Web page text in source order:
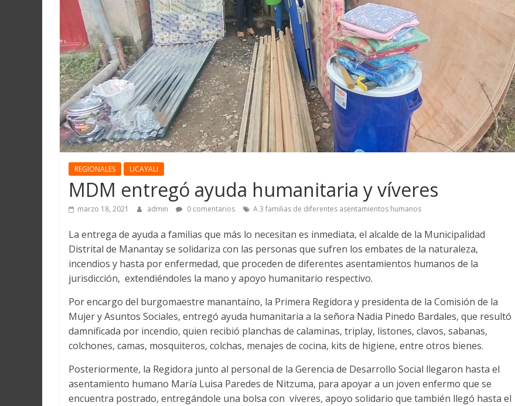
Martín
Loreto
REGIONALES UCAYALI
MDM entregó ayuda humanitaria y víveres
marzo 18, 2021 admin 0 comentarios A 3 familias de diferentes asentamientos humanos
La entrega de ayuda a familias que más lo necesitan es inmediata, el alcalde de la Municipalidad
Distrital de Manantay se solidariza con las personas que sufren los embates de la naturaleza,
incendios y hasta por enfermedad, que proceden de diferentes asentamientos humanos de la
jurisdicción, extendiéndoles la mano y apoyo humanitario respectivo.
Por encargo del burgomaestre manantaíno, la Primera Regidora y presidenta de la Comisión de la
Mujer y Asuntos Sociales, entregó ayuda humanitaria a la señora Nadia Pinedo Bardales, que resultó
damnificada por incendio, quien recibió planchas de calaminas, triplay, listones, clavos, sabanas,
colchones, camas, mosquiteros, colchas, menajes de cocina, kits de higiene, entre otros bienes.
Posteriormente, la Regidora junto al personal de la Gerencia de Desarrollo Social llegaron hasta el
asentamiento humano María Luisa Paredes de Nitzuma, para apoyar a un joven enfermo que se
encuentra postrado, entregándole una bolsa con víveres, apoyo solidario que también llegó hasta el